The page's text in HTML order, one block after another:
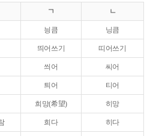
ㄱ ㄴ
닁큼 닝큼
띄어쓰기 띠어쓰기
씌어 씨어
틔어 티어
희망(希望) 히망
희다 히다